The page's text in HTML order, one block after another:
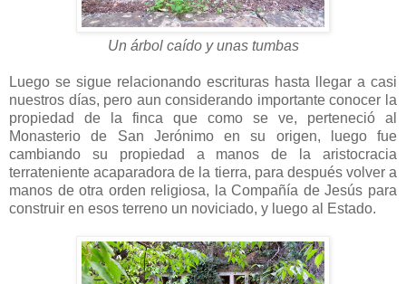
Un árbol caído y unas tumbas
Luego se sigue relacionando escrituras hasta llegar a casi
nuestros días, pero aun considerando importante conocer la
propiedad de la finca que como se ve, perteneció al
Monasterio de San Jerónimo en su origen, luego fue
cambiando su propiedad a manos de la aristocracia
terrateniente acaparadora de la tierra, para después volver a
manos de otra orden religiosa, la Compañía de Jesús para
construir en esos terreno un noviciado, y luego al Estado.